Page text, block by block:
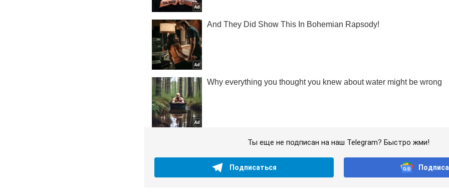
Ты еще не подписан на наш Telegram? Быстро жми!
Подписаться